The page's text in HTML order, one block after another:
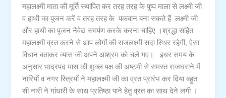
महालक्ष्मी माता की मूर्ति स्थापित कर तरह तरह के पुष्प माला से लक्ष्मी जी
व हाथी का पूजन करें व तरह तरह के पकवान बना सकते हैं लक्ष्मी जी
और हाथी का पूजन नैवेद्य समर्पण करके करना चाहिए ।श्रद्धा सहित
महालक्ष्मी व्रत करने से आप लोगों की राजलक्ष्मी सदा स्थिर रहेगी, ऐसा
विधान बताकर व्यास जी अपने आश्रम को चले गए। इधर समय के
अनुसार भाद्रपद मास की शुक्ल पक्ष की अष्टमी से समस्त राजघराने में
नारियों व नगर स्त्रियों ने महालक्ष्मी जी का व्रत प्रारंभ कर दिया बहुत
सी नारी ने गांधारी के साथ प्रतिष्ठा पाने हेतु व्रत का साथ देने लगी ।